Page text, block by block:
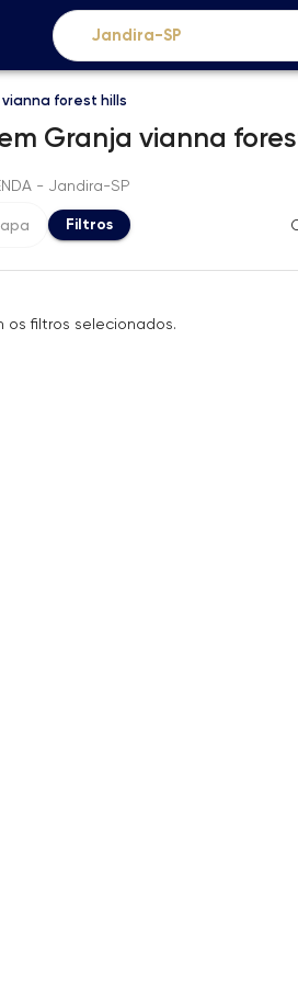
forest hills
Granja vianna
- Jandira-SP
Filtros
os filtros selecionados.